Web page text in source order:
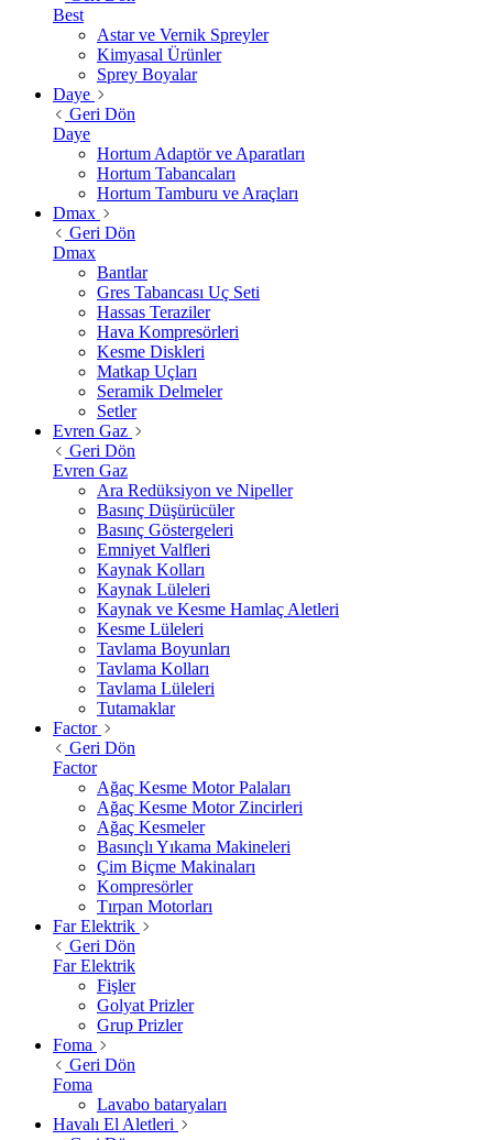
Best
Astar ve Vernik Spreyler
Kimyasal Ürünler
Sprey Boyalar
Daye
Geri Dön
Daye
Hortum Adaptör ve Aparatları
Hortum Tabancaları
Hortum Tamburu ve Araçları
Dmax
Geri Dön
Dmax
Bantlar
Gres Tabancası Uç Seti
Hassas Teraziler
Hava Kompresörleri
Kesme Diskleri
Matkap Uçları
Seramik Delmeler
Setler
Evren Gaz
Geri Dön
Evren Gaz
Ara Redüksiyon ve Nipeller
Basınç Düşürücüler
Basınç Göstergeleri
Emniyet Valfleri
Kaynak Kolları
Kaynak Lüleleri
Kaynak ve Kesme Hamlaç Aletleri
Kesme Lüleleri
Tavlama Boyunları
Tavlama Kolları
Tavlama Lüleleri
Tutamaklar
Factor
Geri Dön
Factor
Ağaç Kesme Motor Palaları
Ağaç Kesme Motor Zincirleri
Ağaç Kesmeler
Basınçlı Yıkama Makineleri
Çim Biçme Makinaları
Kompresörler
Tırpan Motorları
Far Elektrik
Geri Dön
Far Elektrik
Fişler
Golyat Prizler
Grup Prizler
Foma
Geri Dön
Foma
Lavabo bataryaları
Havalı El Aletleri